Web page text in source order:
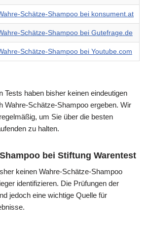
Schätze-Shampoo bei konsument.at
Schätze-Shampoo bei Gutefrage.de
Schätze-Shampoo bei Youtube.com
Tests haben bisher keinen eindeutigen
Wahre-Schätze-Shampoo ergeben. Wir
um Sie über die besten
zu halten.
bei Stiftung Warentest
keinen Wahre-Schätze-Shampoo
identifizieren. Die Prüfungen der
jedoch eine wichtige Quelle für